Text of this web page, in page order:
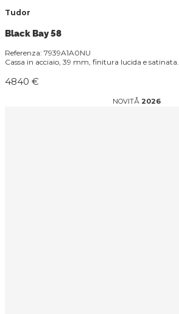
Tudor
Black Bay 58
Referenza: 7939A1A0NU
Cassa in acciaio, 39 mm, finitura lucida e satinata.
4840 €
NOVITÅ 2026